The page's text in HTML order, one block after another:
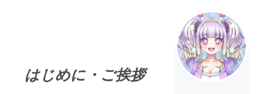
はじめに・ご挨拶